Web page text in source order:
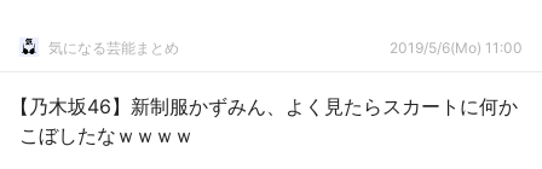
気になる芸能まとめ 2019/5/6(Mo) 11:00
【乃木坂46】新制服かずみん、よく見たらスカートに何か
こぼしたなｗｗｗｗ